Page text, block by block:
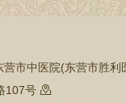
市中医院(东营市胜利
107号 